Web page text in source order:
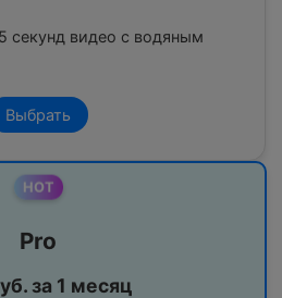
секунд видео с водяным
Выбрать
HOT
Pro
за 1 месяц